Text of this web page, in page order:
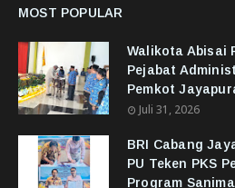
MOST POPULAR
Walikota Abisai
Pejabat
Pemkot
Juli 31, 2026
BRI Cabang
PU Teken PKS
Program